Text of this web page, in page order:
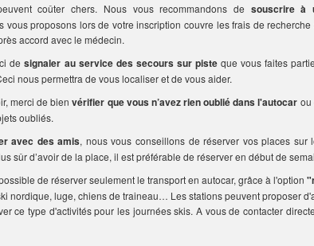
coûter chers. Nous vous recommandons de souscrire à
vous proposons lors de votre inscription couvre les frais de
accord avec le médecin.
designaler au service des secours sur pisteque vous faites
nous permettra de vous localiser et de vous aider.
merci de bienvérifier que vous n’avez rien oublié dans l'autocar ou
oubliés.
avec des amis, nous vous conseillons de réserver vos places
sûr d’avoir de la place, il est préférable de réserver en début de
de réserver seulement le transport en autocar, grâce à l'option
nordique, luge, chiens de traineau… Les stations peuvent proposer
ce type d'activités pour les journées skis. A vous de contacter